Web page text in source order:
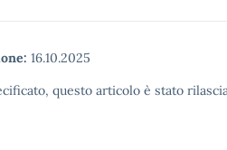
16.10.2025
questo articolo è stato